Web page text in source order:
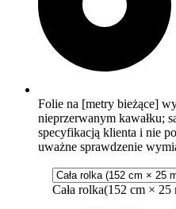
Folie na [metry bieżące]
nieprzerwanym kawałku;
specyfikacją klienta i nie
uważne sprawdzenie
Cała rolka(152 cm × 25